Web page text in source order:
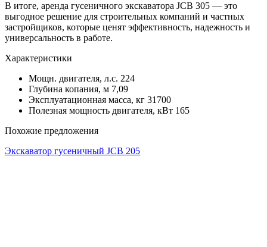
В итоге, аренда гусеничного экскаватора JCB 305 — это
выгодное решение для строительных компаний и частных
застройщиков, которые ценят эффективность, надежность и
универсальность в работе.
Характеристики
Мощн. двигателя, л.с. 224
Глубина копания, м 7,09
Эксплуатационная масса, кг 31700
Полезная мощность двигателя, кВт 165
Похожие предложения
Экскаватор гусеничный JCB 205